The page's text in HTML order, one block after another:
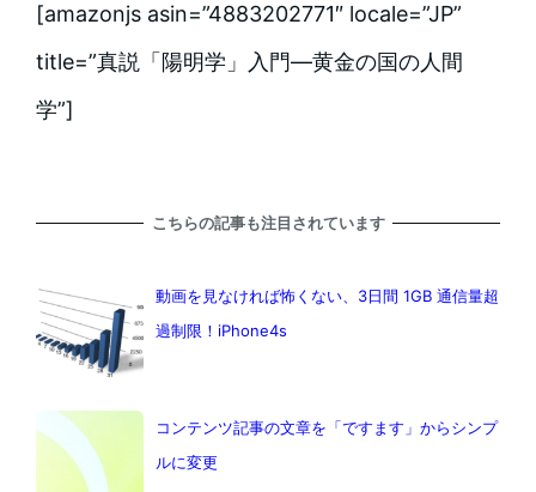
[amazonjs asin=”4883202771″ locale=”JP”
title=”真説「陽明学」入門―黄金の国の人間
学”]
こちらの記事も注目されています
動画を見なければ怖くない、3日間 1GB 通信量超
過制限！iPhone4s
コンテンツ記事の文章を「ですます」からシンプ
ルに変更